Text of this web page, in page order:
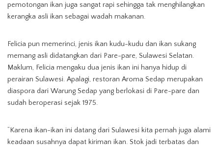
pemotongan ikan juga sangat rapi sehingga tak menghilangkan
kerangka asli ikan sebagai wadah makanan.
Felicia pun memerinci, jenis ikan kudu-kudu dan ikan sukang
memang asli didatangkan dari Pare-pare, Sulawesi Selatan.
Maklum, Felicia mengaku dua jenis ikan ini hanya hidup di
perairan Sulawesi. Apalagi, restoran Aroma Sedap merupakan
diaspora dari Warung Sedap yang berlokasi di Pare-pare dan
sudah beroperasi sejak 1975.
“Karena ikan-ikan ini datang dari Sulawesi kita pernah juga alami
keadaan susahnya dapat kiriman ikan. Stok jadi terbatas dan